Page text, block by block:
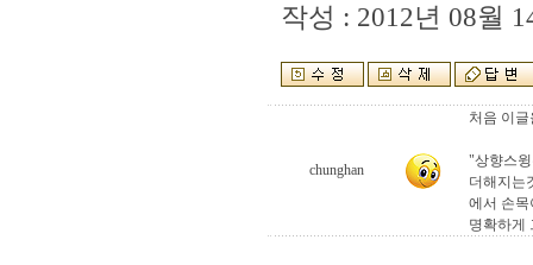
작성 : 2012년 08월
chunghan
처음 이
"상향스
더해지는
에서 손목
명확하게